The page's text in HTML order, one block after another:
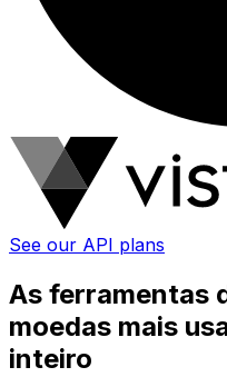
See our API plans
As ferramentas
moedas mais
inteiro